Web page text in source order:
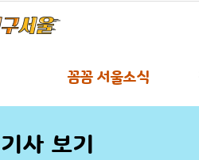
꼼꼼 서울소식
기사 보기